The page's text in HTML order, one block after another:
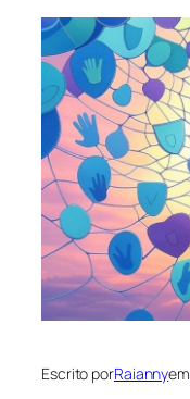
Escrito porRaiannyem